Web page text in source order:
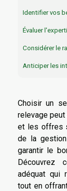
Identifier vos
Évaluer
Considérer le
Anticiper les
Choisir un
relevage
et les offres
de la
garantir le
Découvrez
adéquat qui
tout en